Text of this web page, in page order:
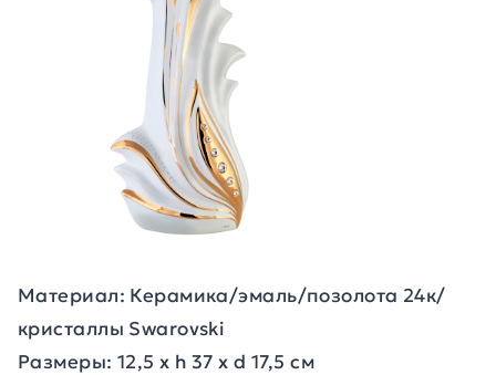
Материал: Керамика/эмаль/позолота 24к/
кристаллы Swarovski
Размеры: 12,5 x h 37 x d 17,5 см